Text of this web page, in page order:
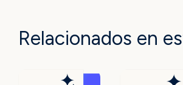
Relacionados en